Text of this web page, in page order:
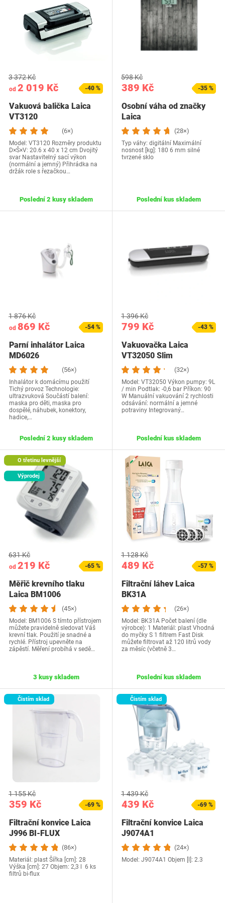
od 2 019 Kč
3 372 Kč
-40 %
Vakuová balička Laica
VT3120
(6×)
Model: VT3120 Rozměry produktu
D×Š×V: 20.6 x 40 x 12 cm Dvojitý
svar Nastavitelný sací výkon
(normální a jemný) Přihrádka na
držák role s řezačkou…
Poslední 2 kusy skladem
389 Kč
598 Kč
-35 %
Osobní váha od značky
Laica
(28×)
Typ váhy: digitální Maximální
nosnost [kg]: 180 6 mm silné
tvrzené sklo
Poslední kus skladem
od 869 Kč
1 876 Kč
-54 %
Parní inhalátor Laica
MD6026
(56×)
Inhalátor k domácímu použití
Tichý provoz Technologie:
ultrazvuková Součástí balení:
maska pro děti, maska pro
dospělé, náhubek, konektory,
hadice,…
Poslední 2 kusy skladem
799 Kč
1 396 Kč
-43 %
Vakuovačka Laica
VT32050 Slim
(32×)
Model: VT32050 Výkon pumpy: 9L
/ min Podtlak: -0,6 bar Příkon: 90
W Manuální vakuování 2 rychlosti
odsávání: normální a jemné
potraviny Integrovaný…
Poslední kus skladem
O třetinu levnější
Výprodej
od 219 Kč
631 Kč
-65 %
Měřič krevního tlaku
Laica BM1006
(45×)
Model: BM1006 S tímto přístrojem
můžete pravidelně sledovat Váš
krevní tlak. Použití je snadné a
rychlé. Přístroj upevněte na
zápěstí. Měření probíhá v sedě…
3 kusy skladem
489 Kč
1 128 Kč
-57 %
Filtrační láhev Laica
BK31A
(26×)
Model: BK31A Počet balení (dle
výrobce): 1 Materiál: plast Vhodná
do myčky S 1 filtrem Fast Disk
můžete filtrovat až 120 litrů vody
za měsíc (včetně 3…
Poslední kus skladem
Čistím sklad
359 Kč
1 155 Kč
-69 %
Filtrační konvice Laica
J996 BI-FLUX
(86×)
Materiál: plast Šířka [cm]: 28
Výška [cm]: 27 Objem: 2,3 l 6 ks
filtrů bi-flux
Čistím sklad
439 Kč
1 439 Kč
-69 %
Filtrační konvice Laica
J9074A1
(24×)
Model: ‎J9074A1 Objem [l]: 2.3